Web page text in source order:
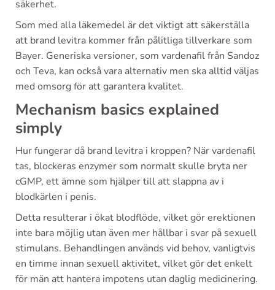
säkerhet.
Som med alla läkemedel är det viktigt att säkerställa
att brand levitra kommer från pålitliga tillverkare som
Bayer. Generiska versioner, som vardenafil från Sandoz
och Teva, kan också vara alternativ men ska alltid väljas
med omsorg för att garantera kvalitet.
Mechanism basics explained
simply
Hur fungerar då brand levitra i kroppen? När vardenafil
tas, blockeras enzymer som normalt skulle bryta ner
cGMP, ett ämne som hjälper till att slappna av i
blodkärlen i penis.
Detta resulterar i ökat blodflöde, vilket gör erektionen
inte bara möjlig utan även mer hållbar i svar på sexuell
stimulans. Behandlingen används vid behov, vanligtvis
en timme innan sexuell aktivitet, vilket gör det enkelt
för män att hantera impotens utan daglig medicinering.